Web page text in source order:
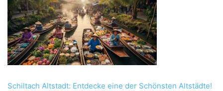
Schiltach Altstadt: Entdecke eine der Schönsten Altstädte!